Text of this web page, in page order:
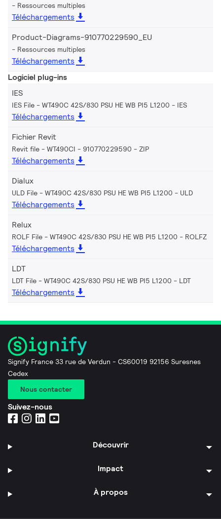
Ressources multiples
Téléchargements
Product-Diagrams-910770229590_EU
Ressources multiples
Téléchargements
Logiciel plug-ins
IES
IES File - WT490C 42S/830 PSU HE WB PI5 L1200 IES
Téléchargements
Fichier Revit
Revit file - WT490CI - 910770229590 ZIP
Téléchargements
Dialux
ULD File - WT490C 42S/830 PSU HE WB PI5 L1200 ULD
Téléchargements
Relux
ROLF File - WT490C 42S/830 PSU HE WB PI5 L1200 ROLFZ
Téléchargements
LDT
LDT File - WT490C 42S/830 PSU HE WB PI5 L1200 LDT
Téléchargements
Signify France 33 rue de Verdun - CS60019 92156 Suresnes
Cedex
Nous contacter
Suivez-nous
Découvrir
Impact
À propos